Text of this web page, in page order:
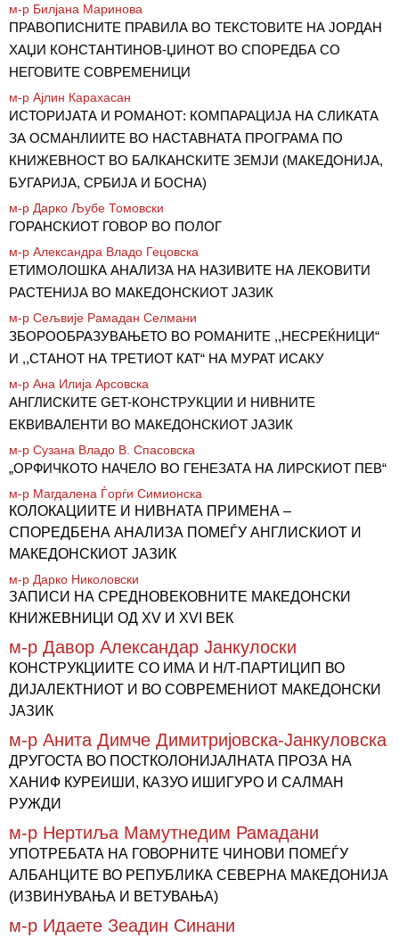
м-р Билјана Маринова
ПРАВОПИСНИТЕ ПРАВИЛА ВО ТЕКСТОВИТЕ НА ЈОРДАН
ХАЏИ КОНСТАНТИНОВ-ЏИНОТ ВО СПОРЕДБА СО
НЕГОВИТЕ СОВРЕМЕНИЦИ
м-р Ајлин Карахасан
ИСТОРИЈАТА И РОМАНОТ: КОМПАРАЦИЈА НА СЛИКАТА
ЗА ОСМАНЛИИТЕ ВО НАСТАВНАТА ПРОГРАМА ПО
КНИЖЕВНОСТ ВО БАЛКАНСКИТЕ ЗЕМЈИ (МАКЕДОНИЈА,
БУГАРИЈА, СРБИЈА И БОСНА)
м-р Дарко Љубе Томовски
ГОРАНСКИОТ ГОВОР ВО ПОЛОГ
м-р Александра Владо Гецовска
ЕТИМОЛОШКА АНАЛИЗА НА НАЗИВИТЕ НА ЛЕКОВИТИ
РАСТЕНИЈА ВО МАКЕДОНСКИОТ ЈАЗИК
м-р Сељвије Рамадан Селмани
ЗБОРООБРАЗУВАЊЕТО ВО РОМАНИТЕ ,,НЕСРЕЌНИЦИ“
И ,,СТАНОТ НА ТРЕТИОТ КАТ“ НА МУРАТ ИСАКУ
м-р Ана Илија Арсовска
АНГЛИСКИТЕ GET-КОНСТРУКЦИИ И НИВНИТЕ
ЕКВИВАЛЕНТИ ВО МАКЕДОНСКИОТ ЈАЗИК
м-р Сузана Владо В. Спасовска
„ОРФИЧКОТО НАЧЕЛО ВО ГЕНЕЗАТА НА ЛИРСКИОТ ПЕВ“
м-р Магдалена Ѓорѓи Симионска
КОЛОКАЦИИТЕ И НИВНАТА ПРИМЕНА –
СПОРЕДБЕНА АНАЛИЗА ПОМЕЃУ АНГЛИСКИОТ И
МАКЕДОНСКИОТ ЈАЗИК
м-р Дарко Николовски
ЗАПИСИ НА СРЕДНОВЕКОВНИТЕ МАКЕДОНСКИ
КНИЖЕВНИЦИ ОД XV И XVI ВЕК
м-р Давор Александар Јанкулоски
КОНСТРУКЦИИТЕ СО ИМА И Н/Т-ПАРТИЦИП ВО
ДИЈАЛЕКTНИОТ И ВО СОВРЕМЕНИОТ МАКЕДОНСКИ
ЈАЗИК
м-р Анита Димче Димитријовска-Јанкуловска
ДРУГОСТА ВО ПОСТКОЛОНИЈАЛНАТА ПРОЗА НА
ХАНИФ КУРЕИШИ, КАЗУО ИШИГУРО И САЛМАН
РУЖДИ
м-р Нертиља Мамутнедим Рамадани
УПОТРЕБАТА НА ГОВОРНИТЕ ЧИНОВИ ПОМЕЃУ
АЛБАНЦИТЕ ВО РЕПУБЛИКА СЕВЕРНА МАКЕДОНИЈА
(ИЗВИНУВАЊА И ВЕТУВАЊА)
м-р Идаете Зеадин Синани